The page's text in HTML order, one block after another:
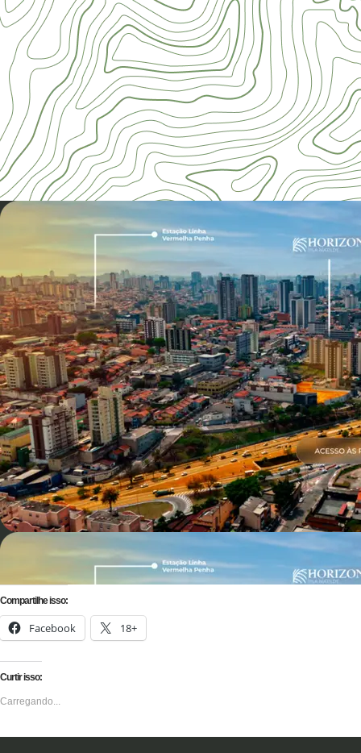
Compartilhe isso:
Facebook 18+
Curtir isso:
Carregando...